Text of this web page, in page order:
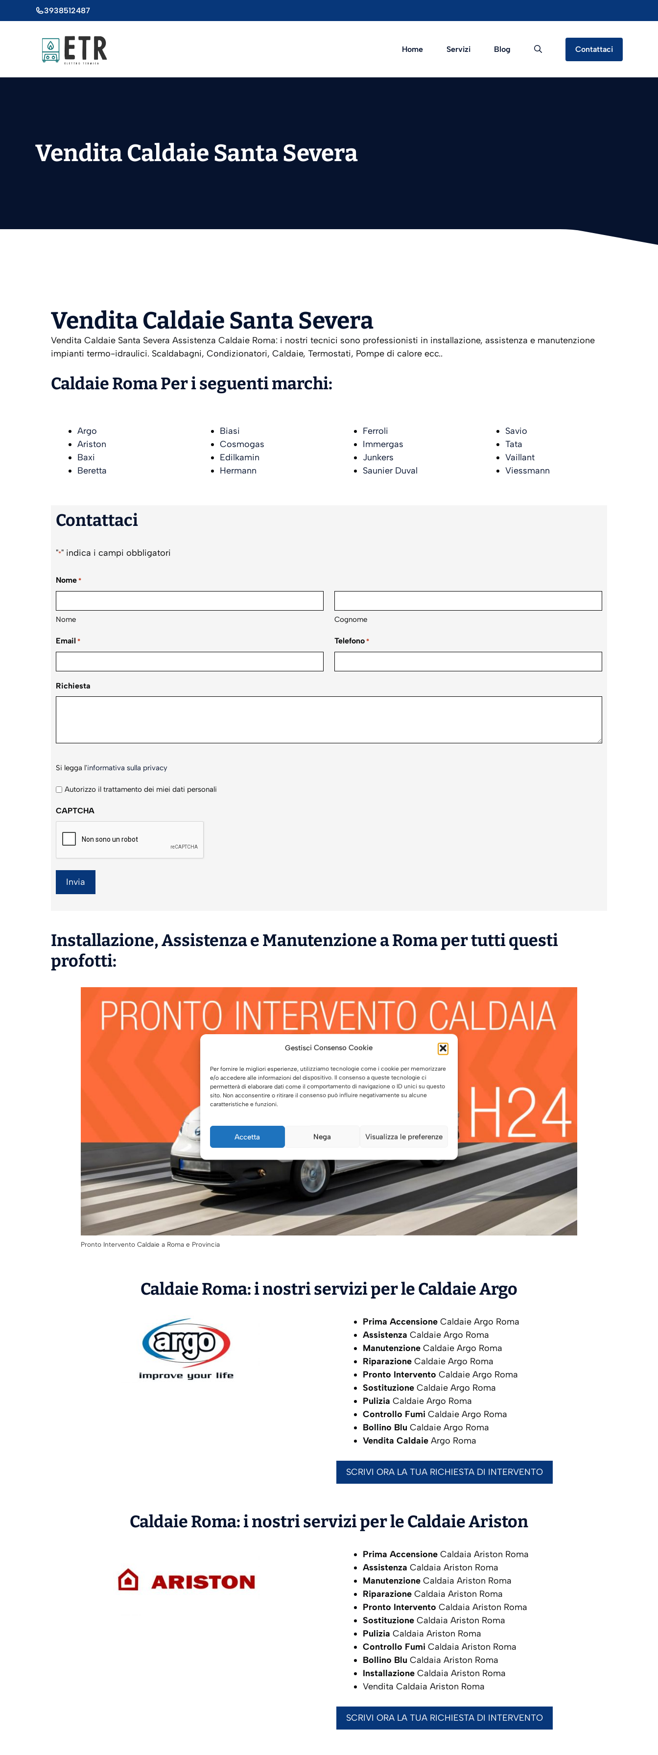
Gestisci Consenso Cookie
Per fornire le migliori esperienze, utilizziamo tecnologie come i cookie per memorizzare
e/o accedere alle informazioni del dispositivo. Il consenso a queste tecnologie ci
permetterà di elaborare dati come il comportamento di navigazione o ID unici su questo
sito. Non acconsentire o ritirare il consenso può influire negativamente su alcune
caratteristiche e funzioni.
Accetta Nega Visualizza le preferenze
al
3938512487
Home Servizi Blog Contattaci
Vendita Caldaie Santa Severa
Vendita Caldaie Santa Severa
Vendita Caldaie Santa Severa Assistenza Caldaie Roma: i nostri tecnici sono professionisti in installazione, assistenza e manutenzione
impianti termo-idraulici. Scaldabagni, Condizionatori, Caldaie, Termostati, Pompe di calore ecc..
Caldaie Roma Per i seguenti marchi:
Argo
Ariston
Baxi
Beretta
Biasi
Cosmogas
Edilkamin
Hermann
Ferroli
Immergas
Junkers
Saunier Duval
Savio
Tata
Vaillant
Viessmann
Contattaci
"*" indica i campi obbligatori
Nome *
Nome Cognome
Email * Telefono *
Richiesta
legga
l'informativa
privacy
Si legga l'informativa sulla privacy
Autorizzo il trattamento dei miei dati personali
CAPTCHA
Installazione,AssistenzaeManutenzionea Roma per tutti questi
profotti:
Pronto Intervento Caldaie a Roma e Provincia
Caldaie Roma: i nostri servizi per le CaldaieArgo
Prima AccensioneCaldaie Argo Roma
Assistenza Caldaie Argo Roma
ManutenzioneCaldaie Argo Roma
RiparazioneCaldaie Argo Roma
Pronto Intervento Caldaie Argo Roma
SostituzioneCaldaie Argo Roma
Pulizia Caldaie Argo Roma
Controllo Fumi Caldaie Argo Roma
Bollino Blu Caldaie Argo Roma
Vendita CaldaieArgo Roma
SCRIVI ORA LA TUA RICHIESTA DI INTERVENTO
Caldaie Roma: i nostri servizi per le CaldaieAriston
Prima AccensioneCaldaia Ariston Roma
Assistenza Caldaia Ariston Roma
ManutenzioneCaldaia Ariston Roma
RiparazioneCaldaia Ariston Roma
Pronto Intervento Caldaia Ariston Roma
SostituzioneCaldaia Ariston Roma
Pulizia Caldaia Ariston Roma
Controllo Fumi Caldaia Ariston Roma
Bollino Blu Caldaia Ariston Roma
InstallazioneCaldaia Ariston Roma
Vendita Caldaia Ariston Roma
SCRIVI ORA LA TUA RICHIESTA DI INTERVENTO